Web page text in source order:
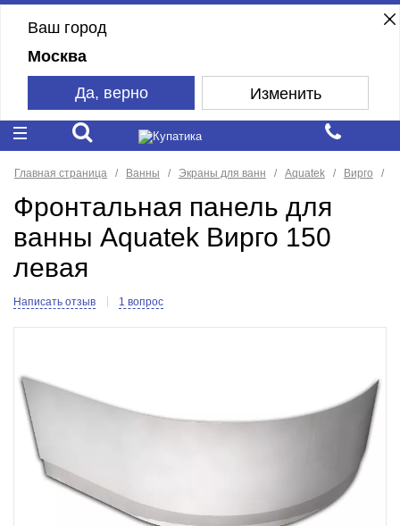
Ваш город
Москва
Да, верно Изменить
Главная страница Ванны Экраны для ванн Aquatek Вирго
Фронтальная панель для
ванны Aquatek Вирго 150
левая
Написать отзыв 1 вопрос